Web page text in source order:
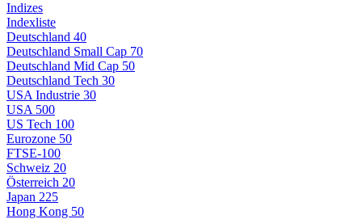
Indizes
Indexliste
Deutschland 40
Deutschland Small Cap 70
Deutschland Mid Cap 50
Deutschland Tech 30
USA Industrie 30
USA 500
US Tech 100
Eurozone 50
FTSE-100
Schweiz 20
Österreich 20
Japan 225
Hong Kong 50